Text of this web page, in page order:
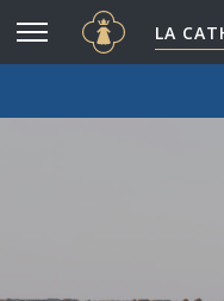
Aller au contenu
LA